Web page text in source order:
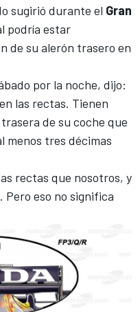
sugirió durante el Gran
podría estar
de su alerón trasero en
por la noche, dijo:
las rectas. Tienen
de su coche que
menos tres décimas
rectas que nosotros, y
eso no significa